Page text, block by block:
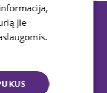
ir dokumentai
jie